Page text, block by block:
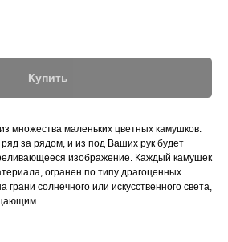
Купить
множества маленьких цветных камушков.
за рядом, и из под Ваших рук будет
изображение. Каждый камушек
огранен по типу драгоценных
солнечного или искусственного света,
.